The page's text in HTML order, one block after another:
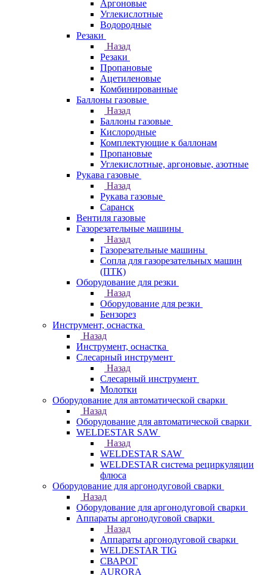
Аргоновые
Углекислотные
Водородные
Резаки
Назад
Резаки
Пропановые
Ацетиленовые
Комбинированные
Баллоны газовые
Назад
Баллоны газовые
Кислородные
Комплектующие к баллонам
Пропановые
Углекислотные, аргоновые, азотные
Рукава газовые
Назад
Рукава газовые
Саранск
Вентиля газовые
Газорезательные машины
Назад
Газорезательные машины
Сопла для газорезательных машин
(ПТК)
Оборудование для резки
Назад
Оборудование для резки
Бензорез
Инструмент, оснастка
Назад
Инструмент, оснастка
Слесарный инструмент
Назад
Слесарный инструмент
Молотки
Оборудование для автоматической сварки
Назад
Оборудование для автоматической сварки
WELDESTAR SAW
Назад
WELDESTAR SAW
WELDESTAR система рециркуляции
флюса
Оборудование для аргонодуговой сварки
Назад
Оборудование для аргонодуговой сварки
Аппараты аргонодуговой сварки
Назад
Аппараты аргонодуговой сварки
WELDESTAR TIG
СВАРОГ
AURORA